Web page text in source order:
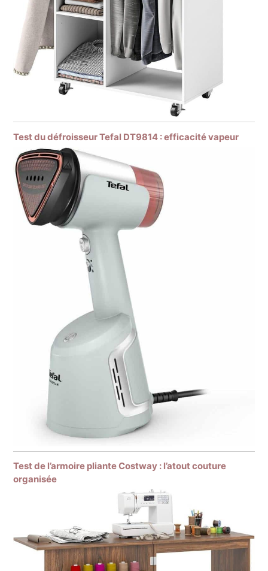
Test du défroisseur Tefal DT9814 : efficacité vapeur
Test de l’armoire pliante Costway : l’atout couture
organisée